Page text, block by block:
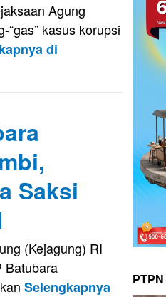
Agung
kasus korupsi
di
Saksi
(Kejagung) RI
Batubara
Selengkapnya